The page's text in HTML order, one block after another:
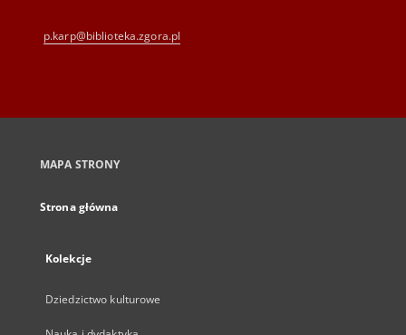
p.karp@biblioteka.zgora.pl
MAPA STRONY
Strona główna
Kolekcje
Dziedzictwo kulturowe